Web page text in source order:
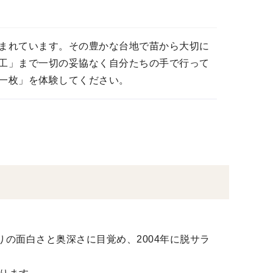
れています。その豊かな台地で苗から大切に
」まで一切の妥協なく自分たちの手で行って
枚」を体験してください。
面白さと奥深さに目覚め、2004年に脱サラ